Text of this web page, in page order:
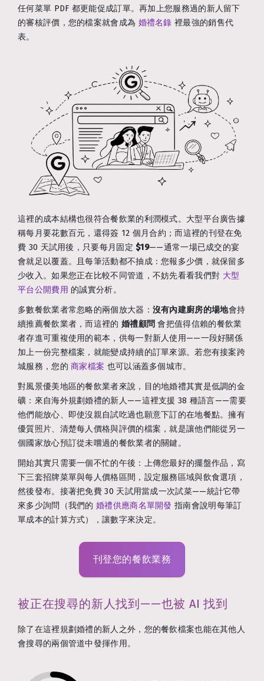
任何菜單 PDF 都更能促成訂單。再加上您服務過的新人留下
的審核評價，您的檔案就會成為 婚禮名錄 裡最強的銷售代
表。
這裡的成本結構也很符合餐飲業的利潤模式。大型平台廣告據
稱每月要花數百元，還得簽 12 個月合約；而這裡的刊登在免
費 30 天試用後，只要每月固定$19——通常一場已成交的宴
會就足以覆蓋。且每筆活動都不抽成：您報多少價，就保留多
少收入。如果您正在比較不同管道，不妨先看看我們對 大型
平台公開費用 的誠實分析。
多數餐飲業者常忽略的兩個放大器： 沒有內建廚房的場地會持
續推薦餐飲業者，而這裡的 婚禮顧問 會把值得信賴的餐飲業
者存進可重複使用的範本，供每一對新人使用——一段好關係
加上一份完整檔案，就能變成持續的訂單來源。若您有接案跨
城服務，您的商家檔案 也可以涵蓋多個城市。
對風景優美地區的餐飲業者來說，目的地婚禮其實是低調的金
礦：來自海外規劃婚禮的新人——這裡支援 38 種語言——需要
他們能放心、即使沒親自試吃過也願意下訂的在地餐點。擁有
優質照片、清楚每人價格與評價的檔案，就是讓他們能從另一
個國家放心預訂從未嚐過的餐飲業者的關鍵。
開始其實只需要一個不忙的午後：上傳您最好的擺盤作品，寫
下三套招牌菜單與每人價格區間，設定服務區域與飲食選項，
然後發布。接著把免費 30 天試用當成一次試菜——統計它帶
來多少詢問（我們的婚禮供應商名單開發 指南會說明每筆訂
單成本的計算方式），讓數字來決定。
刊登您的餐飲業務
被正在搜尋的新人找到——也被 AI 找到
除了在這裡規劃婚禮的新人之外，您的餐飲檔案也能在其他人
會搜尋的兩個管道中發揮作用。